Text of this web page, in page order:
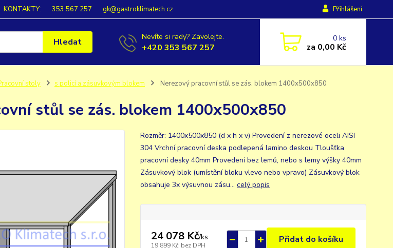
KONTAKTY: 353 567 257 gk@gastroklimatech.cz Přihlášení
Hledat Nevíte si rady? Zavolejte.
+420 353 567 257
0ks
za 0,00 Kč
stoly s policí a zásuvkovým blokem Nerezový pracovní stůl se zás. blokem 1400x500x850
stůl se zás. blokem 1400x500x850
Rozměr: 1400x500x850 (d x h x v) Provedení z nerezové oceli AISI
304 Vrchní pracovní deska podlepená lamino deskou Tloušťka
pracovní desky 40mm Provedení bez lemů, nebo s lemy výšky 40mm
Zásuvkový blok (umístění bloku vlevo nebo vpravo) Zásuvkový blok
obsahuje 3x výsuvnou zásu... celý popis
24 078 Kč/ks
19 899 Kč bez DPH
Přidat do košíku